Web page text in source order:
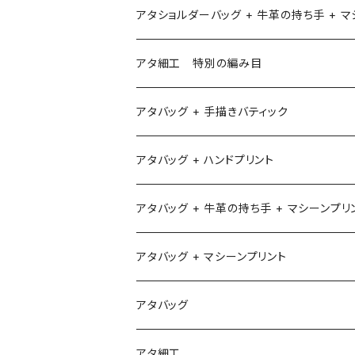
アタショルダーバッグ + 牛革の持ち手 + マ
アタ細工 特別の編み目
アタバッグ + 手描きバティック
アタバッグ + ハンドプリント
アタバッグ + 牛革の持ち手 + マシーンプリ
アタバッグ + マシーンプリント
1
アタバッグ